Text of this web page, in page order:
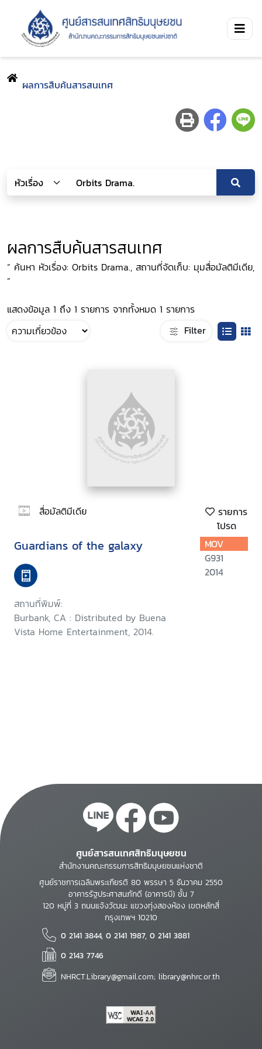
ผลการสืบค้นสารสนเทศ
ผลการสืบค้นสารสนเทศ
“ ค้นหา หัวเรื่อง: Orbits Drama., สถานที่จัดเก็บ: มุมสื่อมัลติมีเดีย,
”
แสดงข้อมูล 1 ถึง 1 รายการ จากทั้งหมด 1 รายการ
Filter
สื่อมัลติมีเดีย
รายการ
โปรด
Guardians of the galaxy
สถานที่พิมพ์:
Burbank, CA : Distributed by Buena
Vista Home Entertainment, 2014.
MOV
G931
2014
ศูนย์สารสนเทศสิทธิมนุษยชน
สำนักงานคณะกรรมการสิทธิมนุษยชนแห่งชาติ
ศูนย์ราชการเฉลิมพระเกียรติ 80 พรรษา 5 ธันวาคม 2550
อาคารรัฐประศาสนภักดี (อาคารบี) ชั้น 7
120 หมู่ที่ 3 ถนนแจ้งวัฒนะ แขวงทุ่งสองห้อง เขตหลักสี่
กรุงเทพฯ 10210
0 2141 3844, 0 2141 1987, 0 2141 3881
0 2143 7746
NHRCT.Library@gmail.com; library@nhrc.or.th